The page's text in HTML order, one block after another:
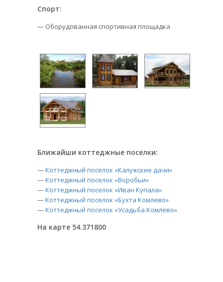
Спорт:
— Оборудованная спортивная площадка
Ближайши коттеджные поселки:
—Коттеджный поселок «Калужские дачи»
—Коттеджный поселок «Воробьи»
—Коттеджный поселок «Иван Купала»
—Коттеджный поселок «Бухта Комлево»
—Коттеджный поселок «Усадьба Комлево»
На карте 54.371800